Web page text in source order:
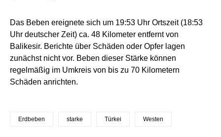
Das Beben ereignete sich um 19:53 Uhr Ortszeit (18:53
Uhr deutscher Zeit) ca. 48 Kilometer entfernt von
Balikesir. Berichte über Schäden oder Opfer lagen
zunächst nicht vor. Beben dieser Stärke können
regelmäßig im Umkreis von bis zu 70 Kilometern
Schäden anrichten.
Erdbeben starke Türkei Westen